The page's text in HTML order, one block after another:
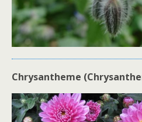
Chrysantheme